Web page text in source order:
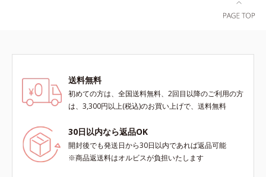
送料無料
初めての方は、全国送料無料、2回目以降のご利用の方
は、3,300円以上(税込)のお買い上げで、送料無料
30日以内なら返品OK
開封後でも発送日から30日以内であれば返品可能
※商品返送料はオルビスが負担いたします